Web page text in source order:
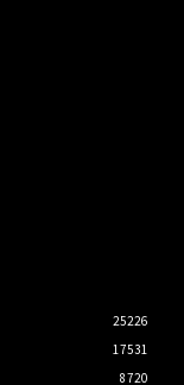
25226
17531
8720